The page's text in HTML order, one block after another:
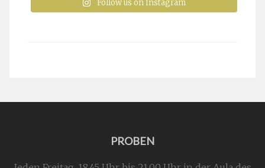
Follow us on Instagram
PROBEN